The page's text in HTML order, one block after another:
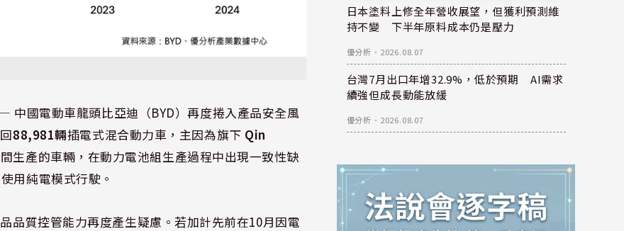
國電動車龍頭比亞迪（BYD）再度捲入產品安全風
88,981輛插電式混合動力車，主因為旗下 Qin
生產的車輛，在動力電池組生產過程中出現一致性缺
用純電模式行駛。
品質控管能力再度產生疑慮。若加計先前在10月因電
日本塗料上修全年營收展望，但獲利預測維
持不變 下半年原料成本仍是壓力
優分析 ． 2026.08.07
台灣7月出口年增32.9%，低於預期 AI需求
續強但成長動能放緩
優分析 ． 2026.08.07